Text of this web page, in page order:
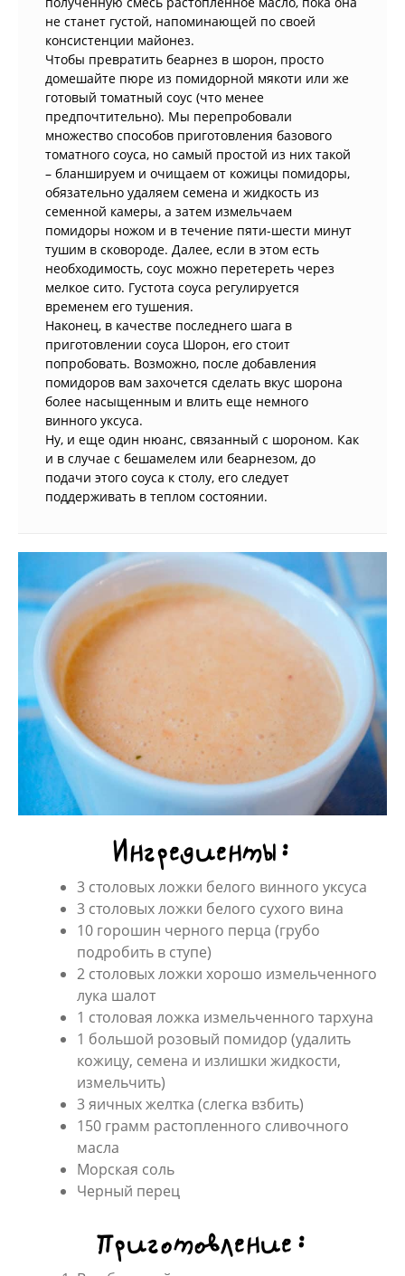
не станет густой, напоминающей по своей
консистенции майонез.
Чтобы превратить беарнез в шорон, просто
домешайте пюре из помидорной мякоти или же
готовый томатный соус (что менее
предпочтительно). Мы перепробовали
множество способов приготовления базового
томатного соуса, но самый простой из них такой
– бланшируем и очищаем от кожицы помидоры,
обязательно удаляем семена и жидкость из
семенной камеры, а затем измельчаем
помидоры ножом и в течение пяти-шести минут
тушим в сковороде. Далее, если в этом есть
необходимость, соус можно перетереть через
мелкое сито. Густота соуса регулируется
временем его тушения.
Наконец, в качестве последнего шага в
приготовлении соуса Шорон, его стоит
попробовать. Возможно, после добавления
помидоров вам захочется сделать вкус шорона
более насыщенным и влить еще немного
винного уксуса.
Ну, и еще один нюанс, связанный с шороном. Как
и в случае с бешамелем или беарнезом, до
подачи этого соуса к столу, его следует
поддерживать в теплом состоянии.
Ингредиенты:
3 столовых ложки белого винного уксуса
3 столовых ложки белого сухого вина
10 горошин черного перца (грубо
подробить в ступе)
2 столовых ложки хорошо измельченного
лука шалот
1 столовая ложка измельченного тархуна
1 большой розовый помидор (удалить
кожицу, семена и излишки жидкости,
измельчить)
3 яичных желтка (слегка взбить)
150 грамм растопленного сливочного
масла
Морская соль
Черный перец
Приготовление: